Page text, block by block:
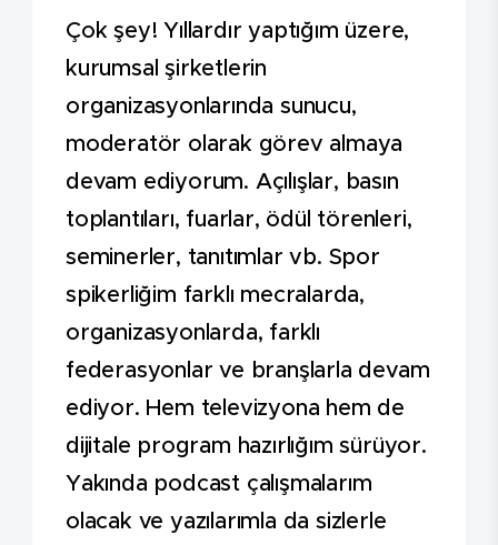
Çok şey! Yıllardır yaptığım üzere,
kurumsal şirketlerin
organizasyonlarında sunucu,
moderatör olarak görev almaya
devam ediyorum. Açılışlar, basın
toplantıları, fuarlar, ödül törenleri,
seminerler, tanıtımlar vb. Spor
spikerliğim farklı mecralarda,
organizasyonlarda, farklı
federasyonlar ve branşlarla devam
ediyor. Hem televizyona hem de
dijitale program hazırlığım sürüyor.
Yakında podcast çalışmalarım
olacak ve yazılarımla da sizlerle